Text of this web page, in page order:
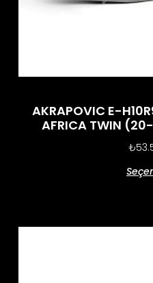
AKRAPOVIC E-
AFRICA TWIN
₺